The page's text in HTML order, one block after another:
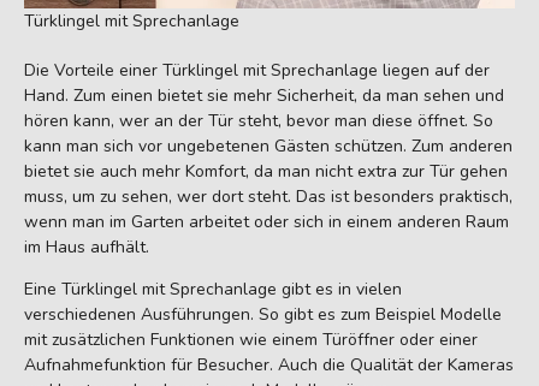
Türklingel mit Sprechanlage
Die Vorteile einer Türklingel mit Sprechanlage liegen auf der
Hand. Zum einen bietet sie mehr Sicherheit, da man sehen und
hören kann, wer an der Tür steht, bevor man diese öffnet. So
kann man sich vor ungebetenen Gästen schützen. Zum anderen
bietet sie auch mehr Komfort, da man nicht extra zur Tür gehen
muss, um zu sehen, wer dort steht. Das ist besonders praktisch,
wenn man im Garten arbeitet oder sich in einem anderen Raum
im Haus aufhält.
Eine Türklingel mit Sprechanlage gibt es in vielen
verschiedenen Ausführungen. So gibt es zum Beispiel Modelle
mit zusätzlichen Funktionen wie einem Türöffner oder einer
Aufnahmefunktion für Besucher. Auch die Qualität der Kameras